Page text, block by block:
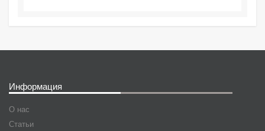
Информация
О нас
Статьи